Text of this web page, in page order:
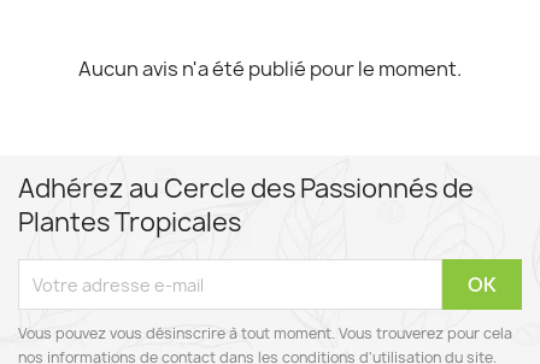
Aucun avis n'a été publié pour le moment.
Adhérez au Cercle des Passionnés de
Plantes Tropicales
Vous pouvez vous désinscrire à tout moment. Vous trouverez pour cela
nos informations de contact dans les conditions d'utilisation du site.